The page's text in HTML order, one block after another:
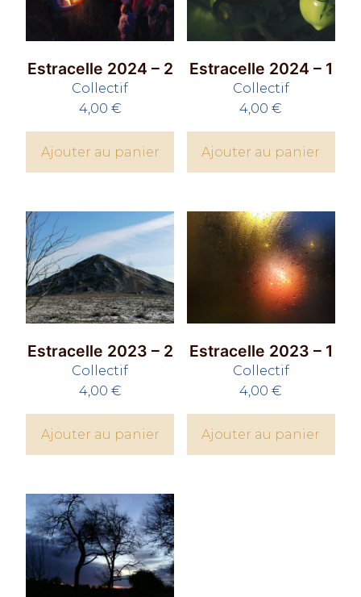
Estracelle 2024 – 2
Collectif
4,00 €
Ajouter au panier
Estracelle 2024 – 1
Collectif
4,00€
Ajouter au panier
Estracelle 2023 – 2
Collectif
4,00 €
Ajouter au panier
Estracelle 2023 – 1
Collectif
4,00€
Ajouter au panier